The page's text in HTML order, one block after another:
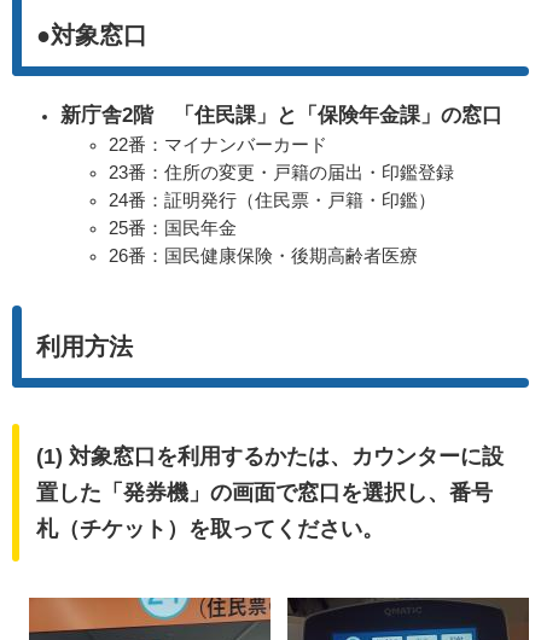
●対象窓口
新庁舎2階 「住民課」と「保険年金課」の窓口
22番：マイナンバーカード
23番：住所の変更・戸籍の届出・印鑑登録
24番：証明発行（住民票・戸籍・印鑑）
25番：国民年金
26番：国民健康保険・後期高齢者医療
利用方法
(1) 対象窓口を利用するかたは、カウンターに設
置した 「発券機」 の画面で窓口を選択し、 番号
札（チケット） を取ってください。